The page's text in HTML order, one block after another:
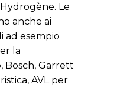
Le
anche ai
ad esempio
la
Bosch, Garrett
AVL per